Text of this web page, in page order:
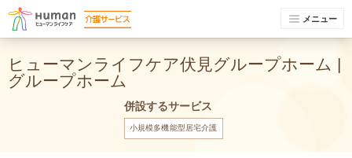
メニュー
ヒューマンライフケア伏見グループホーム |
グループホーム
併設するサービス
小規模多機能型居宅介護